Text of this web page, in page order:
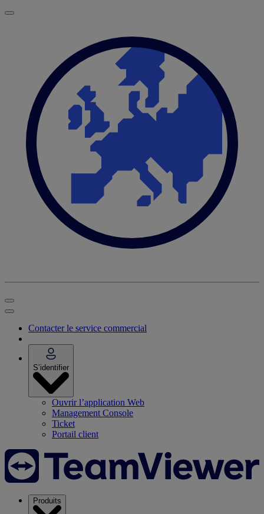
Contacter le service commercial
S’identifier
Ouvrir l’application Web
Management Console
Ticket
Portail client
Produits